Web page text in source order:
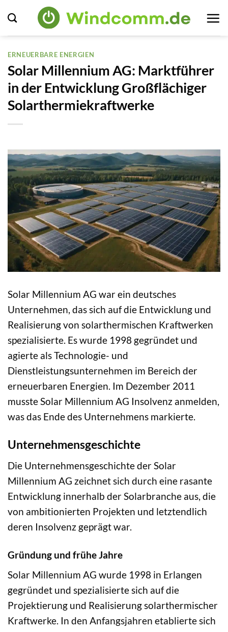
Inhalt
springen
ERNEUERBARE ENERGIEN
Solar Millennium AG: Marktführer
in der Entwicklung Großflächiger
Solarthermiekraftwerke
Solar Millennium AG war ein deutsches
Unternehmen, das sich auf die Entwicklung und
Realisierung von solarthermischen Kraftwerken
spezialisierte. Es wurde 1998 gegründet und
agierte als Technologie- und
Dienstleistungsunternehmen im Bereich der
erneuerbaren Energien. Im Dezember 2011
musste Solar Millennium AG Insolvenz anmelden,
was das Ende des Unternehmens markierte.
Unternehmensgeschichte
Die Unternehmensgeschichte der Solar
Millennium AG zeichnet sich durch eine rasante
Entwicklung innerhalb der Solarbranche aus, die
von ambitionierten Projekten und letztendlich
deren Insolvenz geprägt war.
Gründung und frühe Jahre
Solar Millennium AG wurde 1998 in Erlangen
gegründet und spezialisierte sich auf die
Projektierung und Realisierung solarthermischer
Kraftwerke. In den Anfangsjahren etablierte sich